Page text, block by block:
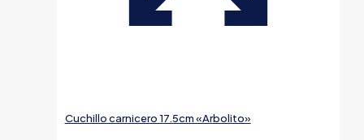
Cuchillo carnicero 17.5cm «Arbolito»